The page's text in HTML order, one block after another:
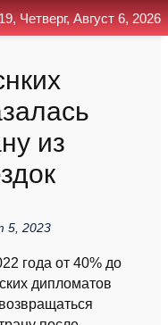
из
5, 2023
года от 40% до
дипломатов
Четверг, Август 6, 2026